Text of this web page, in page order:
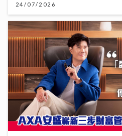
24/07/2026